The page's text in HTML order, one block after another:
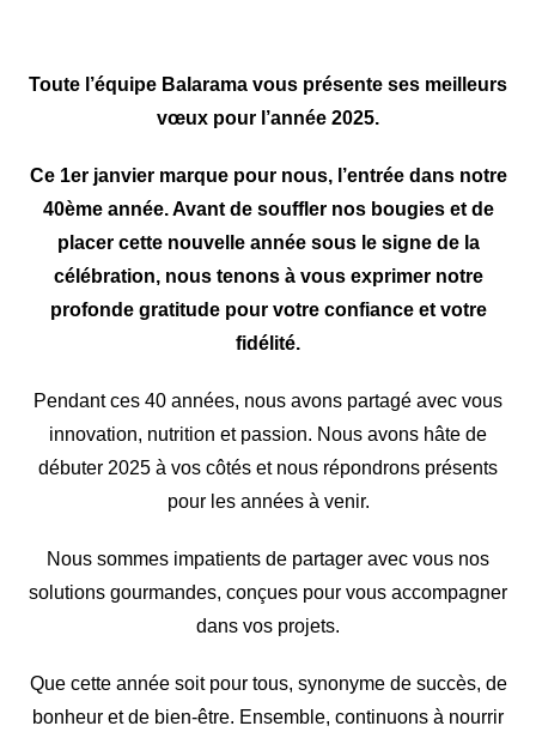
Toute l’équipe Balarama vous présente ses meilleurs
vœux pour l’année 2025.
Ce 1er janvier marque pour nous, l’entrée dans notre
40ème année. Avant de souffler nos bougies et de
placer cette nouvelle année sous le signe de la
célébration, nous tenons à vous exprimer notre
profonde gratitude pour votre confiance et votre
fidélité.
Pendant ces 40 années, nous avons partagé avec vous
innovation, nutrition et passion. Nous avons hâte de
débuter 2025 à vos côtés et nous répondrons présents
pour les années à venir.
Nous sommes impatients de partager avec vous nos
solutions gourmandes, conçues pour vous accompagner
dans vos projets.
Que cette année soit pour tous, synonyme de succès, de
bonheur et de bien-être. Ensemble, continuons à nourrir